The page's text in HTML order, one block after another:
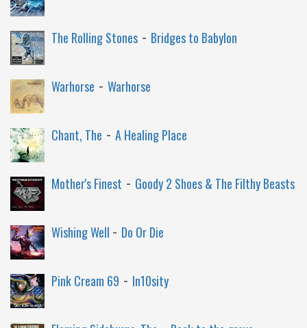
The Rolling Stones - Bridges to Babylon
Warhorse - Warhorse
Chant, The - A Healing Place
Mother's Finest - Goody 2 Shoes & The Filthy Beasts
Wishing Well - Do Or Die
Pink Cream 69 - In10sity